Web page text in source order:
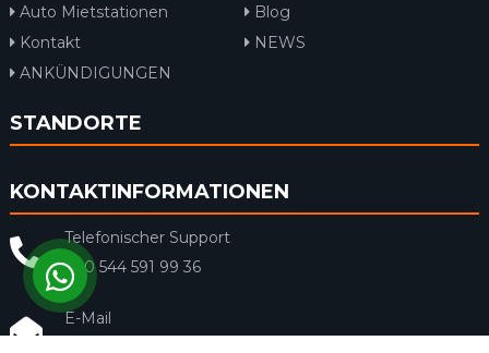
Auto Mietstationen
Blog
Kontakt
NEWS
ANKÜNDIGUNGEN
STANDORTE
KONTAKTINFORMATIONEN
Telefonischer Support
+90 544 591 99 36
E-Mail